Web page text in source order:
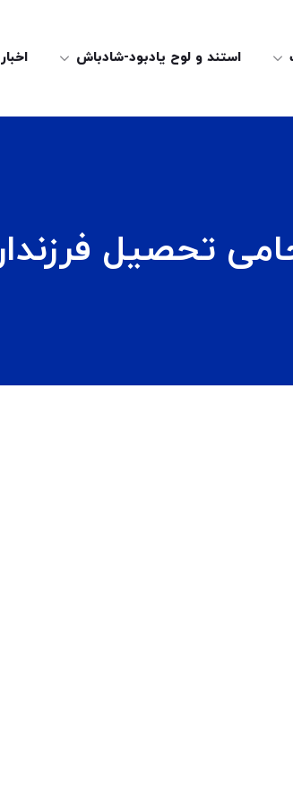
استند و لوح یادبود-شادباش اخبار
تحصیل